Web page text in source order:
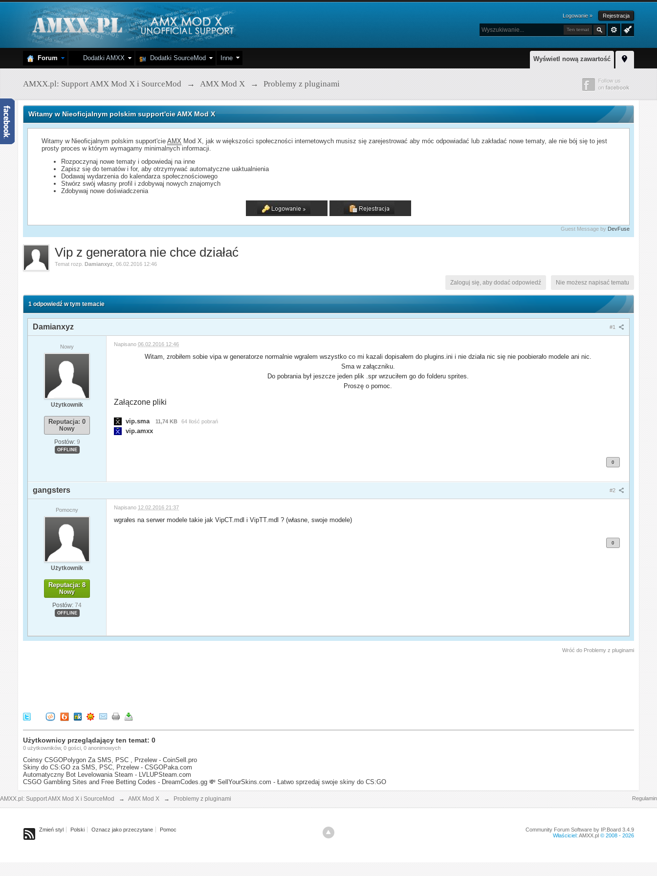
Logowanie » Rejestracja
Ten temat
Wyświetl nową zawartość
Forum Dodatki AMXX Dodatki SourceMod Inne
AMXX.pl: Support AMX Mod X i SourceMod → AMX Mod X → Problemy z pluginami
Witamy w Nieoficjalnym polskim support'cie AMX Mod X
Witamy w Nieoficjalnym polskim support'cieAMX Mod X, jak w większości społeczności internetowych musisz się zarejestrować aby móc odpowiadać lub zakładać nowe tematy, ale nie bój się to jest
prosty proces w którym wymagamy minimalnych informacji.
Rozpoczynaj nowe tematy i odpowiedaj na inne
Zapisz się do tematów i for, aby otrzymywać automatyczne uaktualnienia
Dodawaj wydarzenia do kalendarza społecznościowego
Stwórz swój własny profil i zdobywaj nowych znajomych
Zdobywaj nowe doświadczenia
Guest Message by DevFuse
Vip z generatora nie chce działać
Temat rozp.Damianxyz ,06.02.2016 12:46
Nie możesz napisać tematu
Zaloguj się, aby dodać odpowiedź
1 odpowiedź w tym temacie
#1
Damianxyz
Nowy
Użytkownik
Reputacja: 0
Nowy
Postów: 9
OFFLINE
Napisano06.02.2016 12:46
Witam, zrobiłem sobie vipa w generatorze normalnie wgralem wszystko co mi kazali dopisałem do plugins.ini i nie działa nic się nie poobierało modele ani nic.
Sma w załączniku.
Do pobrania był jeszcze jeden plik .spr wrzuciłem go do folderu sprites.
Proszę o pomoc.
Załączone pliki
vip.sma 11,74 KB 64 Ilość pobrań
vip.amxx
0
#2
gangsters
Pomocny
Użytkownik
Reputacja: 8
Nowy
Postów: 74
OFFLINE
Napisano 12.02.2016 21:37
wgrałes na serwer modele takie jak VipCT.mdl i VipTT.mdl ? (własne, swoje modele)
0
Wróć do Problemy z pluginami
Użytkownicy przeglądający ten temat: 0
0 użytkowników, 0 gości, 0 anonimowych
Coinsy CSGOPolygon Za SMS, PSC , Przelew - CoinSell.pro
Skiny do CS:GO za SMS, PSC, Przelew - CSGOPaka.com
Automatyczny Bot Levelowania Steam - LVLUPSteam.com
CSGO Gambling Sites and Free Betting Codes - DreamCodes.gg 💸 SellYourSkins.com - Łatwo sprzedaj swoje skiny do CS:GO
AMXX.pl: Support AMX Mod X i SourceMod → AMX Mod X → Problemy z pluginami Regulamin
Zmień styl Polski Oznacz jako przeczytane Pomoc
Community Forum Software by IP.Board 3.4.9
Właściciel: AMXX.pl© 2008 - 2026